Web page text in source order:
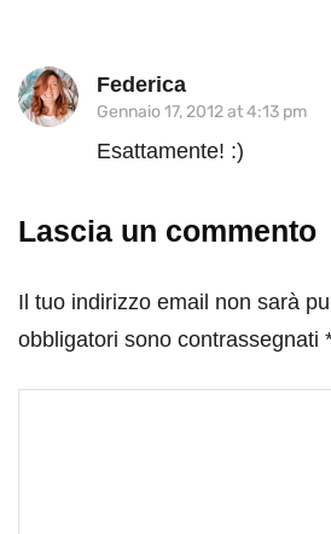
Federica
Gennaio 17, 2012 at 4:13 pm
Esattamente! :)
Lascia un commento
Il tuo indirizzo email non sarà
obbligatori sono contrassegnati